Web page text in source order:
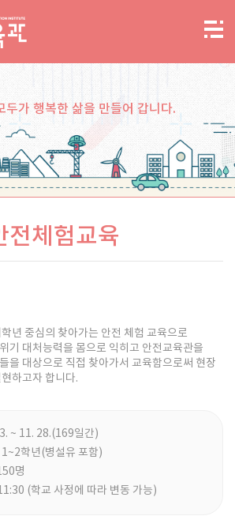
두가 행복한 삶을 만들어 갑니다.
전체험교육
년 중심의 찾아가는 안전 체험 교육으로
기 대처능력을 몸으로 익히고 안전교육관을
을 대상으로 직접 찾아가서 교육함으로써 현장
하고자 합니다.
~ 11. 28.(169일간)
학년(병설유 포함)
명
(학교 사정에 따라 변동 가능)